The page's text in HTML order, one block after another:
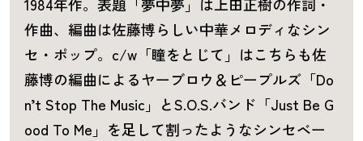
1984年作。表題「夢中夢」は上田正樹の作詞・
作曲、編曲は佐藤博らしい中華メロディなシン
セ・ポップ。c/w「瞳をとじて」はこちらも佐
藤博の編曲によるヤーブロウ＆ピープルズ「Do
n’t Stop The Music」とS.O.S.バンド「Just Be G
ood To Me」を足して割ったようなシンセベー